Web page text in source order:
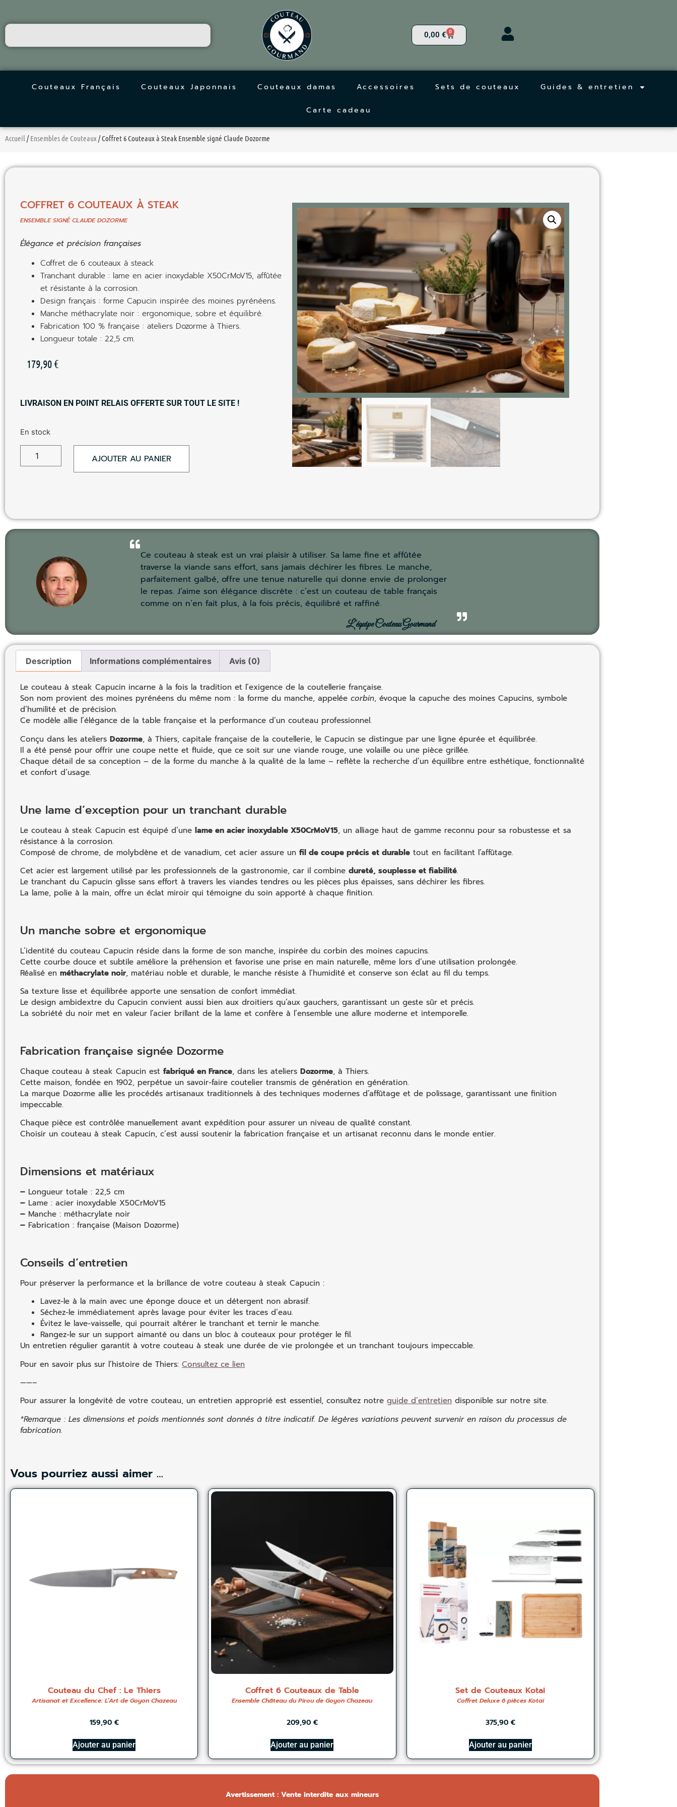
0,00€ 0
Couteaux Français Couteaux Japonnais Couteaux damas Accessoires Sets de couteaux Guides & entretien
Carte cadeau
Accueil /Ensembles de Couteaux/ Coffret 6 Couteaux à Steak Ensemble signé Claude Dozorme
COFFRET 6 COUTEAUX À STEAK
ENSEMBLE SIGNÉ CLAUDE DOZORME
Élégance et précision françaises
Coffret de 6 couteaux à steack
Tranchant durable : lame en acier inoxydable X50CrMoV15, affûtée
et résistante à la corrosion.
Design français : forme Capucin inspirée des moines pyrénéens.
Manche méthacrylate noir : ergonomique, sobre et équilibré.
Fabrication 100 % française : ateliers Dozorme à Thiers.
Longueur totale : 22,5 cm.
179,90€
LIVRAISON EN POINT RELAIS OFFERTE SUR TOUT LE SITE !
En stock
AJOUTER AU PANIER
Ce couteau à steak est un vrai plaisir à utiliser. Sa lame fine et affûtée
traverse la viande sans effort, sans jamais déchirer les fibres. Le manche,
parfaitement galbé, offre une tenue naturelle qui donne envie de prolonger
le repas. J’aime son élégance discrète : c’est un couteau de table français
comme on n’en fait plus, à la fois précis, équilibré et raffiné.
L'équipe Couteau Gourmand
Description Informations complémentaires Avis (0)
Le couteau à steak Capucin incarne à la fois la tradition et l’exigence de la coutellerie française.
Son nom provient des moines pyrénéens du même nom : la forme du manche, appelée corbin, évoque la capuche des moines Capucins, symbole
d’humilité et de précision.
Ce modèle allie l’élégance de la table française et la performance d’un couteau professionnel.
Conçu dans les ateliers Dozorme, à Thiers, capitale française de la coutellerie, le Capucin se distingue par une ligne épurée et équilibrée.
Il a été pensé pour offrir une coupe nette et fluide, que ce soit sur une viande rouge, une volaille ou une pièce grillée.
Chaque détail de sa conception – de la forme du manche à la qualité de la lame – reflète la recherche d’un équilibre entre esthétique, fonctionnalité
et confort d’usage.
Une lame d’exception pour un tranchant durable
Le couteau à steak Capucin est équipé d’une lame en acier inoxydable X50CrMoV15, un alliage haut de gamme reconnu pour sa robustesse et sa
résistance à la corrosion.
Composé de chrome, de molybdène et de vanadium, cet acier assure un fil de coupe précis et durable tout en facilitant l’affûtage.
Cet acier est largement utilisé par les professionnels de la gastronomie, car il combine dureté, souplesse et fiabilité.
Le tranchant du Capucin glisse sans effort à travers les viandes tendres ou les pièces plus épaisses, sans déchirer les fibres.
La lame, polie à la main, offre un éclat miroir qui témoigne du soin apporté à chaque finition.
Un manche sobre et ergonomique
L’identité du couteau Capucin réside dans la forme de son manche, inspirée du corbin des moines capucins.
Cette courbe douce et subtile améliore la préhension et favorise une prise en main naturelle, même lors d’une utilisation prolongée.
Réalisé en méthacrylate noir, matériau noble et durable, le manche résiste à l’humidité et conserve son éclat au fil du temps.
Sa texture lisse et équilibrée apporte une sensation de confort immédiat.
Le design ambidextre du Capucin convient aussi bien aux droitiers qu’aux gauchers, garantissant un geste sûr et précis.
La sobriété du noir met en valeur l’acier brillant de la lame et confère à l’ensemble une allure moderne et intemporelle.
Fabrication française signée Dozorme
Chaque couteau à steak Capucin est fabriqué en France, dans les ateliers Dozorme, à Thiers.
Cette maison, fondée en 1902, perpétue un savoir-faire coutelier transmis de génération en génération.
La marque Dozorme allie les procédés artisanaux traditionnels à des techniques modernes d’affûtage et de polissage, garantissant une finition
impeccable.
Chaque pièce est contrôlée manuellement avant expédition pour assurer un niveau de qualité constant.
Choisir un couteau à steak Capucin, c’est aussi soutenir la fabrication française et un artisanat reconnu dans le monde entier.
Dimensions et matériaux
– Longueur totale : 22,5 cm
– Lame : acier inoxydable X50CrMoV15
– Manche : méthacrylate noir
– Fabrication : française (Maison Dozorme)
Conseils d’entretien
Pour préserver la performance et la brillance de votre couteau à steak Capucin :
Lavez-le à la main avec une éponge douce et un détergent non abrasif.
Séchez-le immédiatement après lavage pour éviter les traces d’eau.
Évitez le lave-vaisselle, qui pourrait altérer le tranchant et ternir le manche.
Rangez-le sur un support aimanté ou dans un bloc à couteaux pour protéger le fil.
Un entretien régulier garantit à votre couteau à steak une durée de vie prolongée et un tranchant toujours impeccable.
Pour en savoir plus sur l’histoire de Thiers: Consultez ce lien
——–
Pour assurer la longévité de votre couteau, un entretien approprié est essentiel, consultez notre guide d’entretien disponible sur notre site.
*Remarque : Les dimensions et poids mentionnés sont donnés à titre indicatif. De légères variations peuvent survenir en raison du processus de
fabrication.
Vous pourriez aussi aimer …
Couteau du Chef : Le Thiers
Artisanat et Excellence: L’Art de Goyon Chazeau
159,90 €
Ajouter au panier
Coffret 6 Couteaux de Table
Ensemble Château du Pirou de Goyon Chazeau
209,90 €
Ajouter au panier
Set de Couteaux Kotai
Coffret Deluxe 6 pièces Kotai
375,90 €
Ajouter au panier
Avertissement : Vente interdite aux mineurs